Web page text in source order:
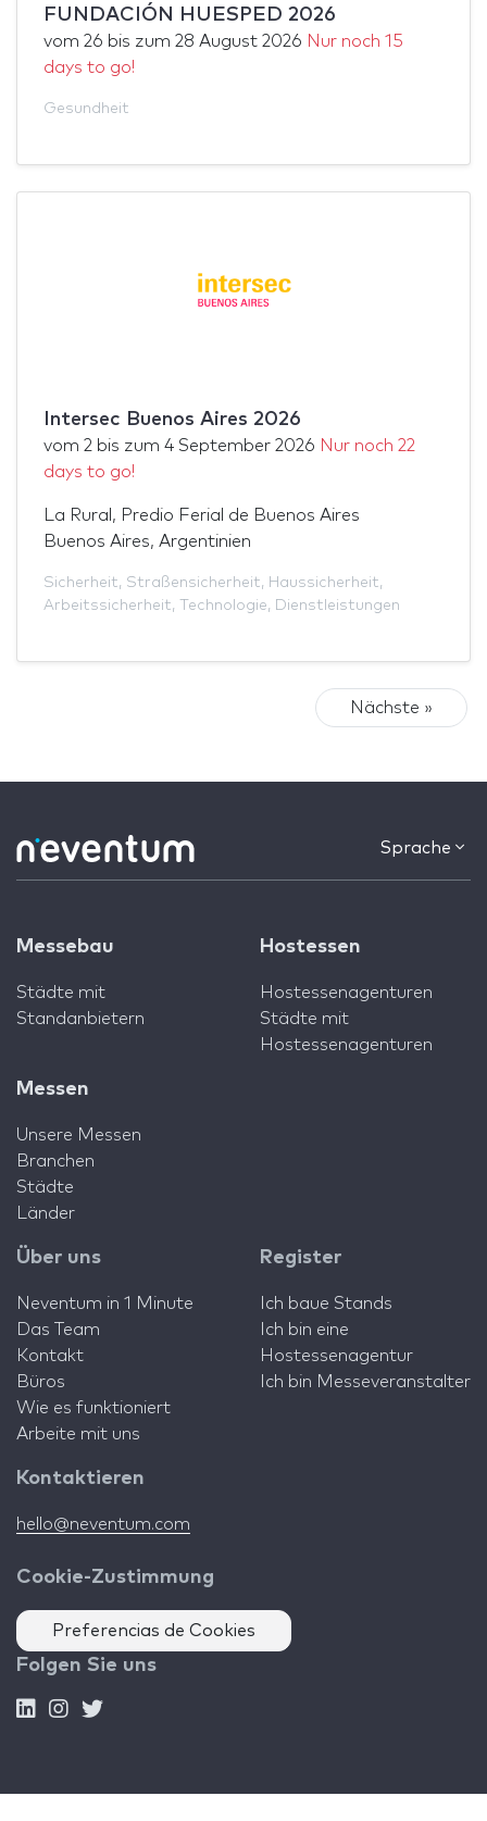
FUNDACIÓN HUESPED 2026
vom 26 bis zum 28 August 2026 Nur noch 15
days to go!
Gesundheit
Intersec Buenos Aires 2026
vom 2 bis zum 4 September 2026 Nur noch 22
days to go!
La Rural, Predio Ferial de Buenos Aires
Buenos Aires, Argentinien
Sicherheit, Straßensicherheit, Haussicherheit,
Arbeitssicherheit, Technologie, Dienstleistungen
Nächste »
Sprache
Messebau
Städte mit
Standanbietern
Hostessen
Hostessenagenturen
Städte mit
Hostessenagenturen
Messen
Unsere Messen
Branchen
Städte
Länder
Über uns
Neventum in 1 Minute
Das Team
Kontakt
Büros
Wie es funktioniert
Arbeite mit uns
Register
Ich baue Stands
Ich bin eine
Hostessenagentur
Ich bin Messeveranstalter
Kontaktieren
hello@neventum.com
Cookie-Zustimmung
Preferencias de Cookies
Folgen Sie uns